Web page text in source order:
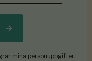
mina personuppgifter.